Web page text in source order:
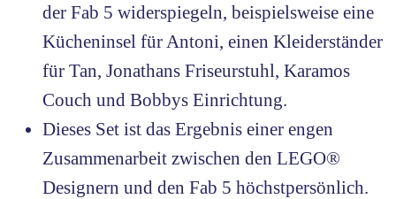
der Fab 5 widerspiegeln, beispielsweise eine
Kücheninsel für Antoni, einen Kleiderständer
für Tan, Jonathans Friseurstuhl, Karamos
Couch und Bobbys Einrichtung.
Dieses Set ist das Ergebnis einer engen
Zusammenarbeit zwischen den LEGO®
Designern und den Fab 5 höchstpersönlich.